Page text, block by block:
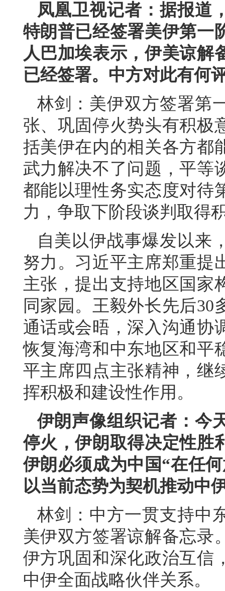
凤凰卫视记者：据报道
特朗普已经签署美伊第一
人巴加埃表示，伊美谅解
已经签署。中方对此有何
林剑：美伊双方签署第
张、巩固停火势头有积极
括美伊在内的相关各方都
武力解决不了问题，平等
都能以理性务实态度对待
力，争取下阶段谈判取得
自美以伊战事爆发以来
努力。习近平主席郑重提
主张，提出支持地区国家
同家园。王毅外长先后30
通话或会晤，深入沟通协
恢复海湾和中东地区和平
平主席四点主张精神，继
挥积极和建设性作用。
伊朗声像组织记者：今
停火，伊朗取得决定性胜
伊朗必须成为中国“在任
以当前态势为契机推动中
林剑：中方一贯支持中
美伊双方签署谅解备忘录
伊方巩固和深化政治互信
中伊全面战略伙伴关系。